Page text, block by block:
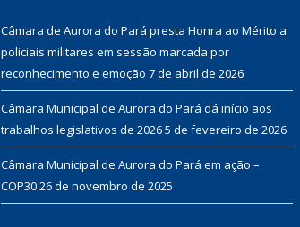
Câmara de Aurora do Pará presta Honra ao Mérito a
policiais militares em sessão marcada por
reconhecimento e emoção 7 de abril de 2026
Câmara Municipal de Aurora do Pará dá início aos
trabalhos legislativos de 20265 de fevereiro de 2026
Câmara Municipal de Aurora do Pará em ação –
COP3026 de novembro de 2025